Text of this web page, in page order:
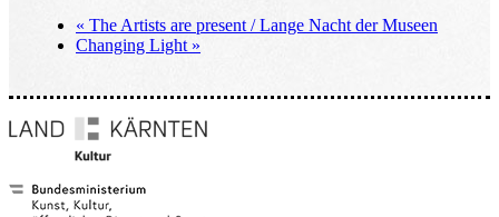
« The Artists are present / Lange Nacht der Museen
Changing Light »